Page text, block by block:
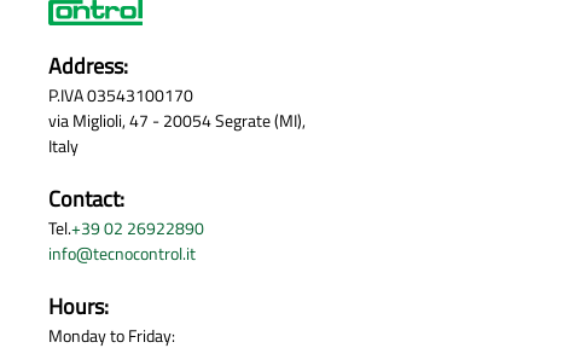
Address:
P.IVA 03543100170
via Miglioli, 47 - 20054 Segrate (MI),
Italy
Contact:
Tel.+39 02 26922890
info@tecnocontrol.it
Hours:
Monday to Friday: